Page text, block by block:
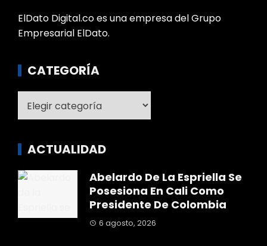
ElDato Digital.co es una empresa del Grupo
Empresarial ElDato.
CATEGORÍA
ACTUALIDAD
Abelardo De La Espriella Se
Posesiona En Cali Como
Presidente De Colombia
6 agosto, 2026